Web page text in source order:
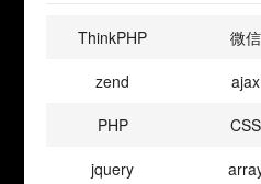
ThinkPHP 微信
zend
ajax
PHP
CSS
jquery